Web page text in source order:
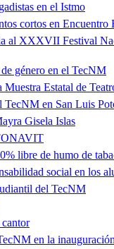
en el Istmo
cortos en Encuentro
al XXXVII Festival
género en el TecNM
Estatal de
TecNM en San Luis
Gisela Islas
libre de humo de
social en los
del TecNM
en la